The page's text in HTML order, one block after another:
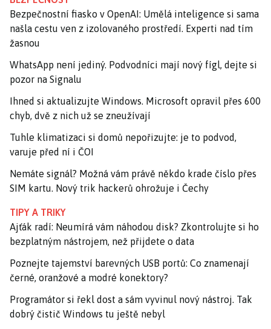
Bezpečnostní fiasko v OpenAI: Umělá inteligence si sama
našla cestu ven z izolovaného prostředí. Experti nad tím
žasnou
WhatsApp není jediný. Podvodníci mají nový fígl, dejte si
pozor na Signalu
Ihned si aktualizujte Windows. Microsoft opravil přes 600
chyb, dvě z nich už se zneužívají
Tuhle klimatizaci si domů nepořizujte: je to podvod,
varuje před ní i ČOI
Nemáte signál? Možná vám právě někdo krade číslo přes
SIM kartu. Nový trik hackerů ohrožuje i Čechy
TIPY A TRIKY
Ajťák radí: Neumírá vám náhodou disk? Zkontrolujte si ho
bezplatným nástrojem, než přijdete o data
Poznejte tajemství barevných USB portů: Co znamenají
černé, oranžové a modré konektory?
Programátor si řekl dost a sám vyvinul nový nástroj. Tak
dobrý čistič Windows tu ještě nebyl